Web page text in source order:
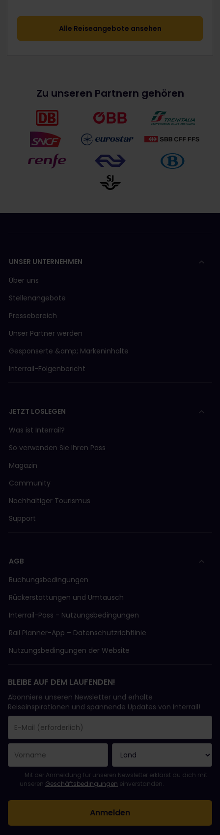
Alle Reiseangebote ansehen
Zu unseren Partnern gehören
UNSER UNTERNEHMEN
Über uns
Stellenangebote
Pressebereich
Unser Partner werden
Gesponserte &amp; Markeninhalte
Interrail-Folgenbericht
JETZT LOSLEGEN
Was ist Interrail?
So verwenden Sie Ihren Pass
Magazin
Community
Nachhaltiger Tourismus
Support
AGB
Buchungsbedingungen
Rückerstattungen und Umtausch
Interrail-Pass - Nutzungsbedingungen
Rail Planner-App – Datenschutzrichtlinie
Nutzungsbedingungen der Website
BLEIBE AUF DEM LAUFENDEN!
Abonniere unseren Newsletter und erhalte
Reiseinspirationen und spannende Updates von Interrail!
Sie haben sich erfolgreich angemeldet.
Das Feld „E-Mail-Adresse“ ist ein Pflichtfeld!
Diese E-Mail-Adresse ist ungültig!
Beim Abonnieren des Newsletters ist ein Fehler aufgetreten.
Du hast diesen Newsletter bereits abonniert!
Bitte stimme den Allgemeinen Geschäftsbedingungen zu, um
Mit der Anmeldung für unseren Newsletter erklärst du dich mit
unseren Geschäftsbedingungen einverstanden.